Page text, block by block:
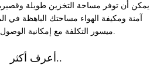
يمكن أن توفر مساحة التخزين طويلة
آمنة ومكيفة الهواء مساحتك الباهظة في
أعرف أكثر..